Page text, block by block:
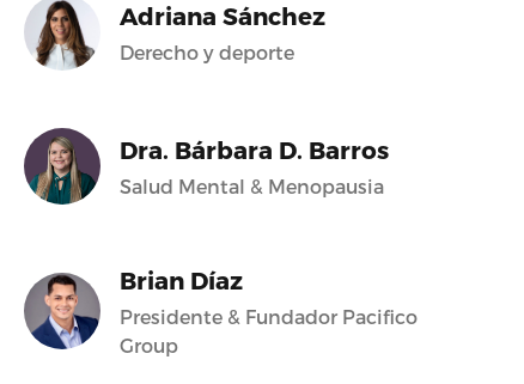
Adriana Sánchez
Derecho y deporte
Dra. Bárbara D. Barros
Salud Mental & Menopausia
Brian Díaz
Presidente & Fundador Pacifico
Group